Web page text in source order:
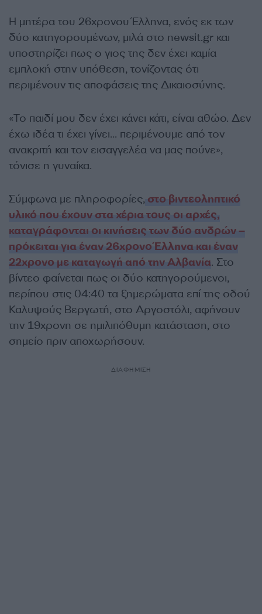
Η μητέρα του 26χρονου Έλληνα, ενός εκ των
δύο κατηγορουμένων, μιλά στο newsit.gr και
υποστηρίζει πως ο γιος της δεν έχει καμία
εμπλοκή στην υπόθεση, τονίζοντας ότι
περιμένουν τις αποφάσεις της Δικαιοσύνης.
«Το παιδί μου δεν έχει κάνει κάτι, είναι αθώο. Δεν
έχω ιδέα τι έχει γίνει… περιμένουμε από τον
ανακριτή και τον εισαγγελέα να μας πούνε»,
τόνισε η γυναίκα.
Σύμφωνα με πληροφορίες, στο βιντεοληπτικό
υλικό που έχουν στα χέρια τους οι αρχές,
καταγράφονται οι κινήσεις των δύο ανδρών –
πρόκειται για έναν 26χρονο Έλληνα και έναν
22χρονο με καταγωγή από την Αλβανία. Στο
βίντεο φαίνεται πως οι δύο κατηγορούμενοι,
περίπου στις 04:40 τα ξημερώματα επί της οδού
Καλυψούς Βεργωτή, στο Αργοστόλι, αφήνουν
την 19χρονη σε ημιλιπόθυμη κατάσταση, στο
σημείο πριν αποχωρήσουν.
ΔΙΑΦΗΜΙΣΗ